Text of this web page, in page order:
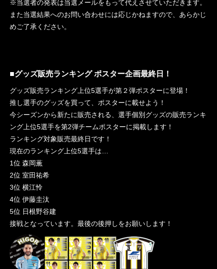
※当選者の発表は当選メールをもって代えさせていただきます。
また当選結果へのお問い合わせには応じかねますので、あらかじ
めご了承ください。
■グッズ販売ランキング ポスター企画最終日！
グッズ販売ランキング上位5選手が第２弾ポスターに登場！
推し選手のグッズを買って、ポスターに載せよう！
今シーズンから新たに販売される、選手個別グッズの販売ランキ
ング上位5選手を第2弾チームポスターに掲載します！
ランキング対象販売最終日です！
現在のランキング上位5選手は…
1位 森岡薫
2位 室田祐希
3位 横江怜
4位 伊藤圭汰
5位 日根野谷建
接戦となっています。最後の後押しをお願いします！